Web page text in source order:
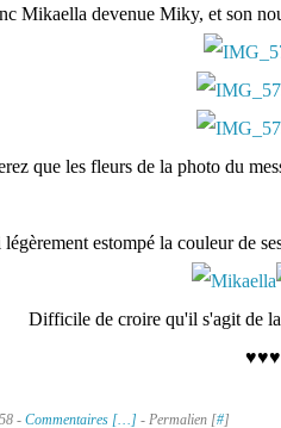
Mikaella devenue Miky, et son
que les fleurs de la photo du
légèrement estompé la couleur de
Difficile de croire qu'il s'agit de
♥♥♥
- Commentaires […] - Permalien [#]